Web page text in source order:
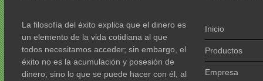
La filosofía del éxito explica que el dinero es
un elemento de la vida cotidiana al que
todos necesitamos acceder; sin embargo, el
éxito no es la acumulación y posesión de
dinero, sino lo que se puede hacer con él, al
Inicio
Productos
Empresa